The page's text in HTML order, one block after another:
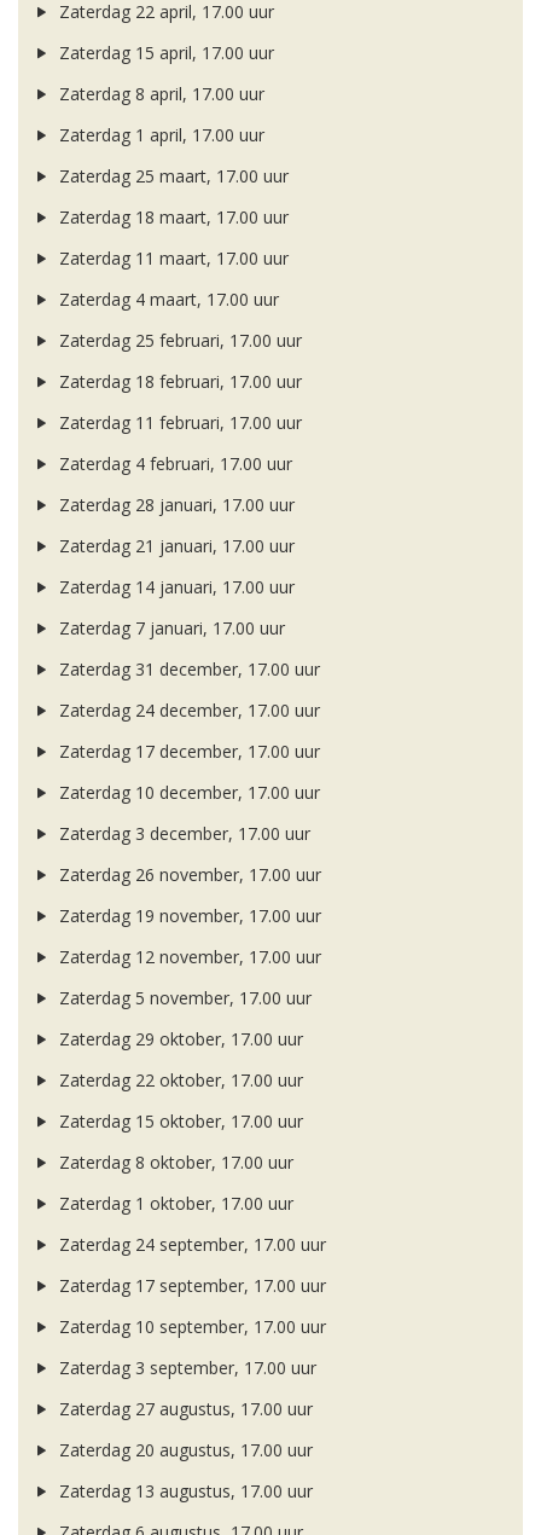
Zaterdag 22 april, 17.00 uur
Zaterdag 15 april, 17.00 uur
Zaterdag 8 april, 17.00 uur
Zaterdag 1 april, 17.00 uur
Zaterdag 25 maart, 17.00 uur
Zaterdag 18 maart, 17.00 uur
Zaterdag 11 maart, 17.00 uur
Zaterdag 4 maart, 17.00 uur
Zaterdag 25 februari, 17.00 uur
Zaterdag 18 februari, 17.00 uur
Zaterdag 11 februari, 17.00 uur
Zaterdag 4 februari, 17.00 uur
Zaterdag 28 januari, 17.00 uur
Zaterdag 21 januari, 17.00 uur
Zaterdag 14 januari, 17.00 uur
Zaterdag 7 januari, 17.00 uur
Zaterdag 31 december, 17.00 uur
Zaterdag 24 december, 17.00 uur
Zaterdag 17 december, 17.00 uur
Zaterdag 10 december, 17.00 uur
Zaterdag 3 december, 17.00 uur
Zaterdag 26 november, 17.00 uur
Zaterdag 19 november, 17.00 uur
Zaterdag 12 november, 17.00 uur
Zaterdag 5 november, 17.00 uur
Zaterdag 29 oktober, 17.00 uur
Zaterdag 22 oktober, 17.00 uur
Zaterdag 15 oktober, 17.00 uur
Zaterdag 8 oktober, 17.00 uur
Zaterdag 1 oktober, 17.00 uur
Zaterdag 24 september, 17.00 uur
Zaterdag 17 september, 17.00 uur
Zaterdag 10 september, 17.00 uur
Zaterdag 3 september, 17.00 uur
Zaterdag 27 augustus, 17.00 uur
Zaterdag 20 augustus, 17.00 uur
Zaterdag 13 augustus, 17.00 uur